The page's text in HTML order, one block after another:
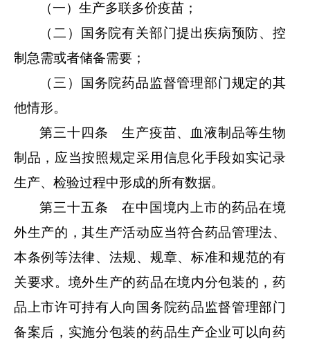
（一）生产多联多价疫苗；
（二）国务院有关部门提出疾病预防、控
制急需或者储备需要；
（三）国务院药品监督管理部门规定的其
他情形。
第三十四条 生产疫苗、血液制品等生物
制品，应当按照规定采用信息化手段如实记录
生产、检验过程中形成的所有数据。
第三十五条 在中国境内上市的药品在境
外生产的，其生产活动应当符合药品管理法、
本条例等法律、法规、规章、标准和规范的有
关要求。境外生产的药品在境内分包装的，药
品上市许可持有人向国务院药品监督管理部门
备案后，实施分包装的药品生产企业可以向药